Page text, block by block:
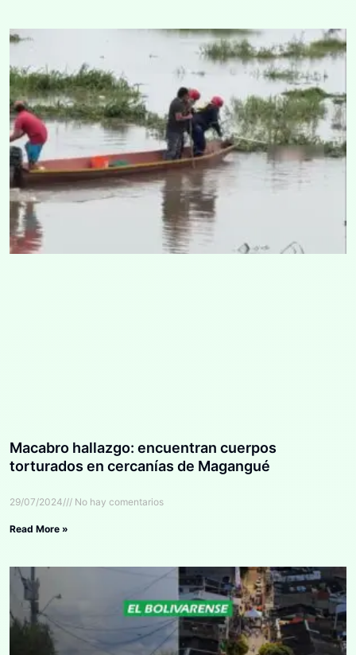
Macabro hallazgo: encuentran cuerpos
torturados en cercanías de Magangué
29/07/2024 No hay comentarios
Read More »